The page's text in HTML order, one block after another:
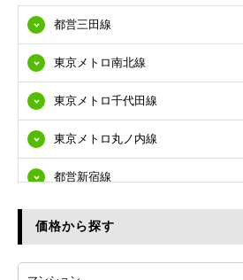
江東区
品川区
目黒区
大田区
世田谷区
渋谷区
練馬区
都営三田線
東京メトロ南北線
東京メトロ千代田線
東京メトロ丸ノ内線
都営新宿線
価格から探す